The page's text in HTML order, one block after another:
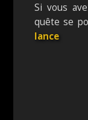
Si vous
quête se
lance